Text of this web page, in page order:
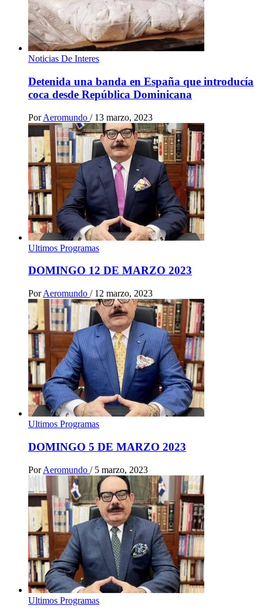
Noticias De Interes
Detenida una banda en España que introducía
coca desde República Dominicana
Por Aeromundo / 13 marzo, 2023
Ultimos Programas
DOMINGO 12 DE MARZO 2023
Por Aeromundo / 12 marzo, 2023
Ultimos Programas
DOMINGO 5 DE MARZO 2023
Por Aeromundo / 5 marzo, 2023
Ultimos Programas